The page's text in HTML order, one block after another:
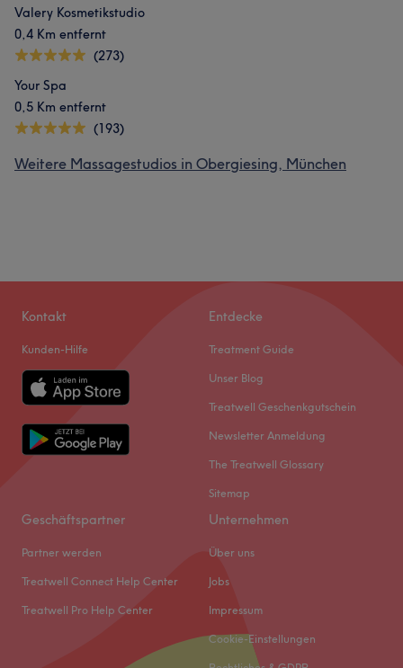
Valery Kosmetikstudio
0,4 Km entfernt
(273)
Your Spa
0,5 Km entfernt
(193)
Weitere Massagestudios in Obergiesing, München
Kontakt
Kunden-Hilfe
Entdecke
Treatment Guide
Unser Blog
Treatwell Geschenkgutschein
Newsletter Anmeldung
The Treatwell Glossary
Sitemap
Geschäftspartner
Partner werden
Treatwell Connect Help Center
Treatwell Pro Help Center
Unternehmen
Über uns
Jobs
Impressum
Cookie-Einstellungen